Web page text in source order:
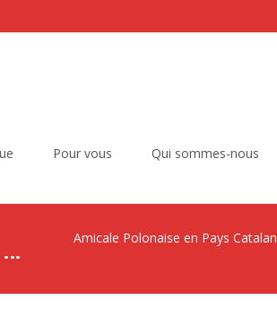
Pour vous Qui sommes-nous
Boże Igrzysko – Historia Polski — 1 Amicale Polonaise en Pays Catalan